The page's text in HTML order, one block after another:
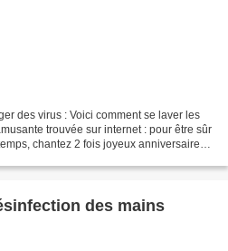
des virus : Voici comment se laver les
trouvée sur internet : pour être sûr
chantez 2 fois joyeux anniversaire
des mains